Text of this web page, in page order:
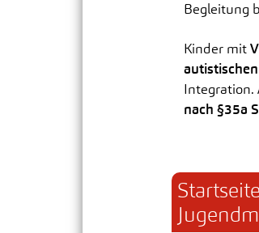
Begleitung
Kinder mit
Integration.
nach §35a